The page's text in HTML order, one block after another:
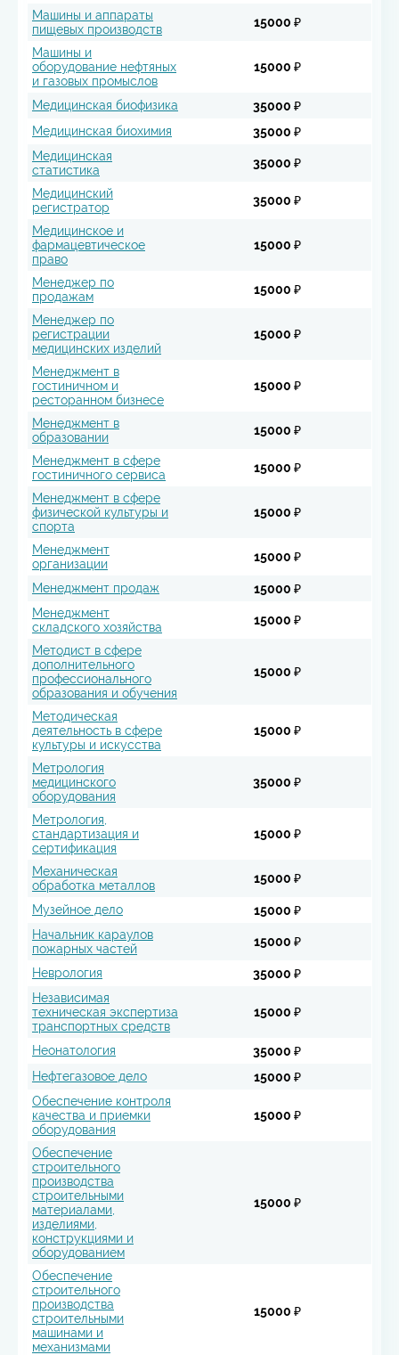
Машины и аппараты
пищевых производств
15000 ₽
Машины и
оборудование нефтяных
и газовых промыслов
15000 ₽
Медицинская биофизика
35000 ₽
Медицинская биохимия
35000 ₽
Медицинская
статистика
35000 ₽
Медицинский
регистратор
35000 ₽
Медицинское и
фармацевтическое
право
15000 ₽
Менеджер по
продажам
15000 ₽
Менеджер по
регистрации
медицинских изделий
15000 ₽
Менеджмент в
гостиничном и
ресторанном бизнесе
15000 ₽
Менеджмент в
образовании
15000 ₽
Менеджмент в сфере
гостиничного сервиса
15000 ₽
Менеджмент в сфере
физической культуры и
спорта
15000 ₽
Менеджмент
организации
15000 ₽
Менеджмент продаж
15000 ₽
Менеджмент
складского хозяйства
15000 ₽
Методист в сфере
дополнительного
профессионального
образования и обучения
15000 ₽
Методическая
деятельность в сфере
культуры и искусства
15000 ₽
Метрология
медицинского
оборудования
35000 ₽
Метрология,
стандартизация и
сертификация
15000 ₽
Механическая
обработка металлов
15000 ₽
Музейное дело
15000 ₽
Начальник караулов
пожарных частей
15000 ₽
Неврология
35000 ₽
Независимая
техническая экспертиза
транспортных средств
15000 ₽
Неонатология
35000 ₽
Нефтегазовое дело
15000 ₽
Обеспечение контроля
качества и приемки
оборудования
15000 ₽
Обеспечение
строительного
производства
строительными
материалами,
изделиями,
конструкциями и
оборудованием
15000 ₽
Обеспечение
строительного
производства
строительными
машинами и
механизмами
15000 ₽